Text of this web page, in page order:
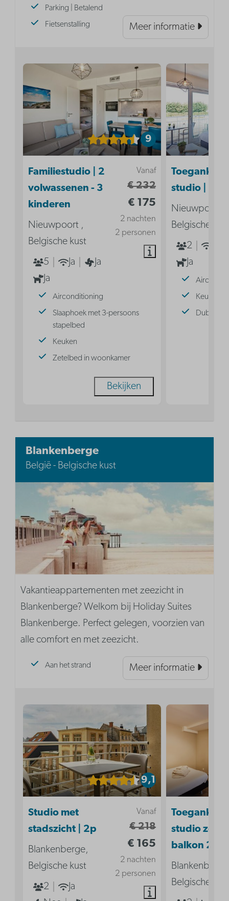
Parking | Betalend
Fietsenstalling
Meer informatie
9
Vanaf
€ 232
€ 175
2 nachten
2 personen
Familiestudio | 2
volwassenen - 3
kinderen
Nieuwpoort ,
Belgische kust
5
Ja
Ja
Ja
Airconditioning
Slaaphoek met 3-persoons
stapelbed
Keuken
Zetelbed in woonkamer
Bekijken
studio | 2p
Nieuwpoort ,
Belgische
2
Ja
Keuken
Dubbel
Blankenberge
België - Belgische kust
Vakantieappartementen met zeezicht in
Blankenberge? Welkom bij Holiday Suites
Blankenberge. Perfect gelegen, voorzien van
alle comfort en met zeezicht.
Aan het strand Meer informatie
9,1
Vanaf
€ 218
€ 165
2 nachten
2 personen
Studio met
stadszicht | 2p
Blankenberge,
Belgische kust
2
Ja
studio
balkon 2p
Belgische